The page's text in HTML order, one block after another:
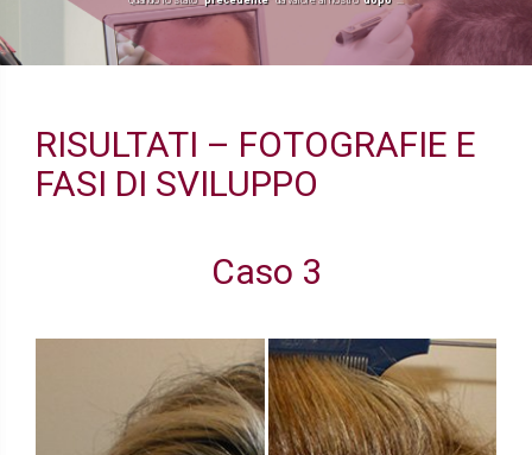
RISULTATI – FOTOGRAFIE E
FASI DI SVILUPPO
Caso 3